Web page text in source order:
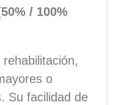
/ 100%
o
Su facilidad de